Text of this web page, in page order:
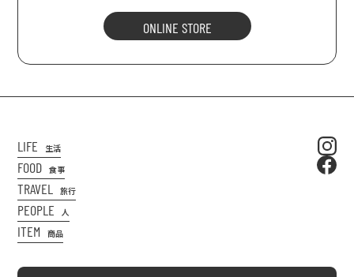
ONLINE STORE
LIFE 生活
FOOD 食事
TRAVEL 旅行
PEOPLE 人
ITEM 商品